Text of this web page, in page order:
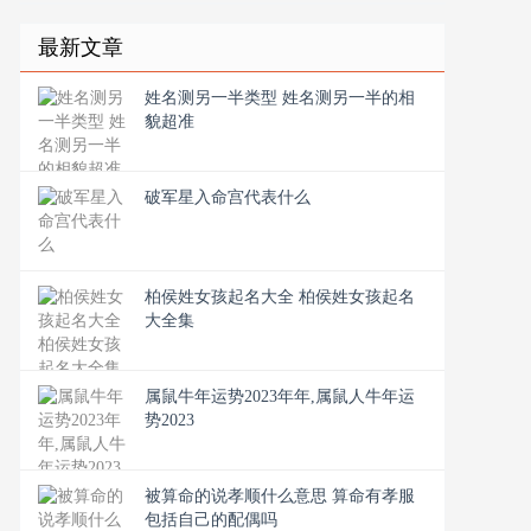
最新文章
姓名测另一半类型 姓名测另一半的相
貌超准
破军星入命宫代表什么
柏侯姓女孩起名大全 柏侯姓女孩起名
大全集
属鼠牛年运势2023年年,属鼠人牛年运
势2023
被算命的说孝顺什么意思 算命有孝服
包括自己的配偶吗